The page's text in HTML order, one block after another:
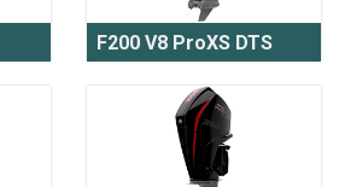
F200 V8 ProXS DTS